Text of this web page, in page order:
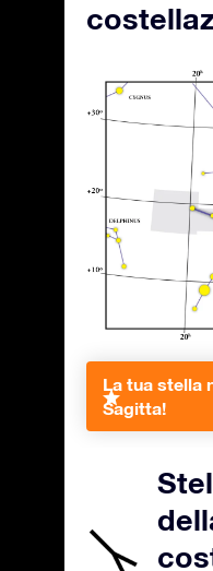
La tua stella
Sagitta!